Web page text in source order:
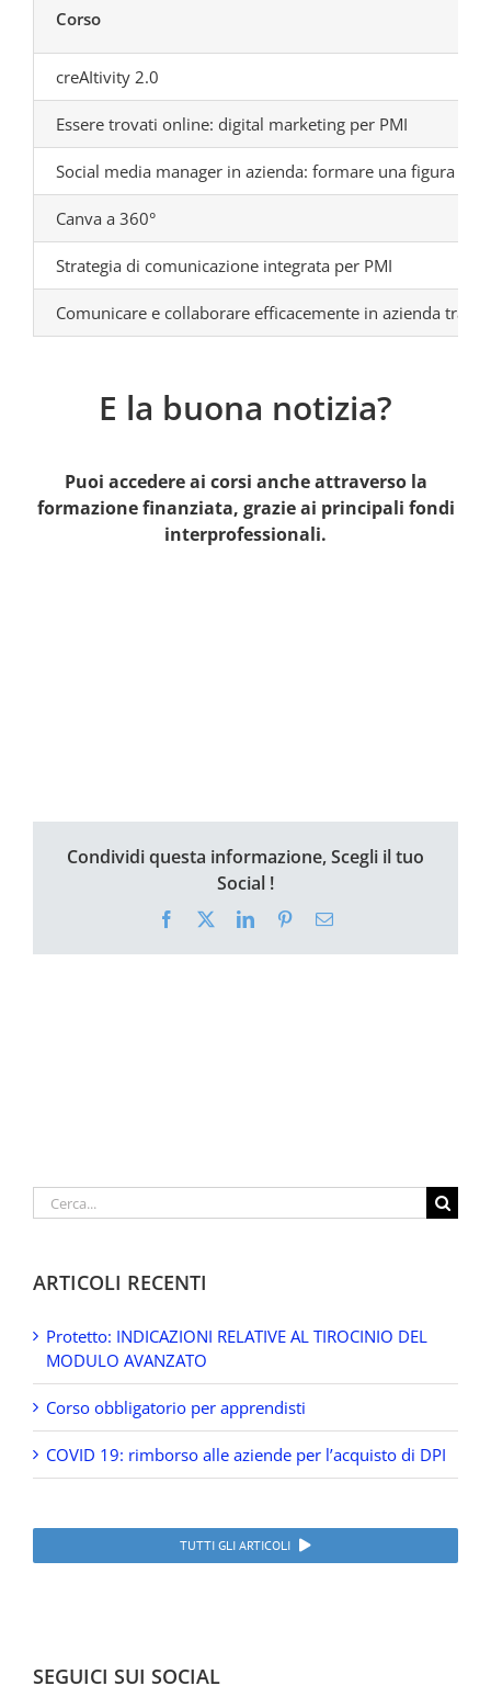
Corso
creAItivity 2.0
Essere trovati online: digital marketing per PMI
Social media manager in azienda: formare una figura
Canva a 360°
Strategia di comunicazione integrata per PMI
Comunicare e collaborare efficacemente in azienda
E la buona notizia?
Puoi accedere ai corsi anche attraverso la
formazione finanziata, grazie ai principali fondi
interprofessionali.
Condividi questa informazione, Scegli il tuo
Social !
Facebook LinkedInPinterestEmail
Cerca
per:
ARTICOLI RECENTI
Protetto: INDICAZIONI RELATIVE AL TIROCINIO DEL
MODULO AVANZATO
Corso obbligatorio per apprendisti
COVID 19: rimborso alle aziende per l’acquisto di DPI
TUTTI GLI ARTICOLI
SEGUICI SUI SOCIAL